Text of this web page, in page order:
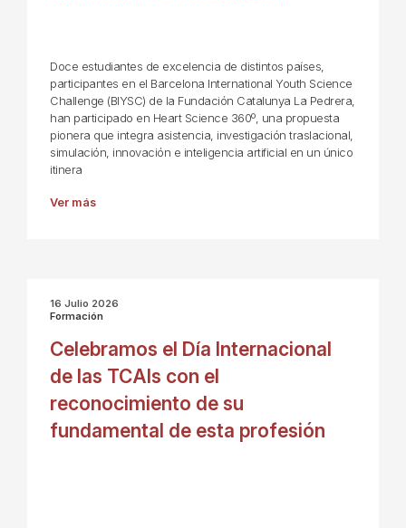
Doce estudiantes de excelencia de distintos países,
participantes en el Barcelona International Youth Science
Challenge (BIYSC) de la Fundación Catalunya La Pedrera,
han participado en Heart Science 360º, una propuesta
pionera que integra asistencia, investigación traslacional,
simulación, innovación e inteligencia artificial en un único
itinera
Ver más
16 Julio 2026
Formación
Celebramos el Día Internacional
de las TCAIs con el
reconocimiento de su
fundamental de esta profesión